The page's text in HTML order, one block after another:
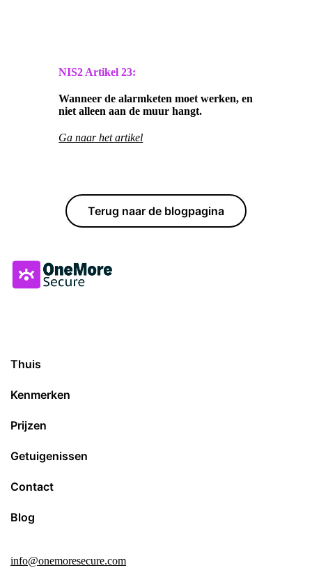
NIS2 Artikel23:
Wanneer de alarmketen moet werken, en
niet alleen aan de muur hangt.
Ga naar het artikel
Terug naar de blogpagina
info@onemoresecure.com
Thuis
Kenmerken
Prijzen
Getuigenissen
Contact
Blog